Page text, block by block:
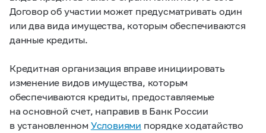
Договор об участии может предусматривать один
или два вида имущества, которым обеспечиваются
данные кредиты.
Кредитная организация вправе инициировать
изменение видов имущества, которым
обеспечиваются кредиты, предоставляемые
на основной счет, направив в Банк России
в установленном Условиями порядке ходатайство